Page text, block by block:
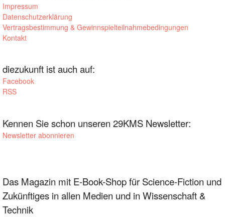
Impressum
Datenschutzerklärung
Vertragsbestimmung & Gewinnspielteilnahmebedingungen
Kontakt
diezukunft ist auch auf:
Facebook
RSS
Kennen Sie schon unseren 29KMS Newsletter:
Newsletter abonnieren
Das Magazin mit E-Book-Shop für Science-Fiction und
Zukünftiges in allen Medien und in Wissenschaft &
Technik